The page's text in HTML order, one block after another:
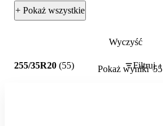
+ Pokaż wszystkie
Wyczyść
Pokaż wyniki 55
255/35R20 (55) Filtruj 1